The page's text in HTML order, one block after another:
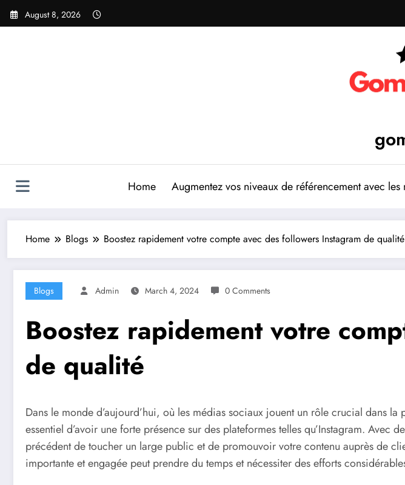
Skip
August 8, 2026
Home Augmentez vos niveaux de référencement avec
Home Blogs Boostez rapidement votre compte avec des followers Instagram de qualité
Blogs Admin March 4, 2024 0 Comments
Boostez rapidement votre
de qualité
Dans le monde d’aujourd’hui, où les médias sociaux jouent un rôle crucial dans
essentiel d’avoir une forte présence sur des plateformes telles qu’Instagram. Avec
précédent de toucher un large public et de promouvoir votre contenu auprès de
importante et engagée peut prendre du temps et nécessiter des efforts